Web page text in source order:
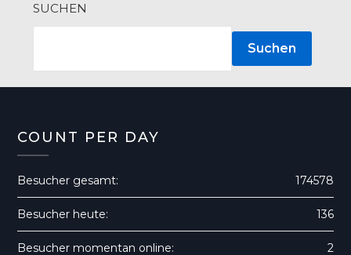
SUCHEN
Suchen
COUNT PER DAY
174578
Besucher gesamt:
136
Besucher heute:
2
Besucher momentan online: